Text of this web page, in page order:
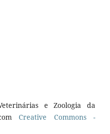
e Zoologia da
comCreative Commons -